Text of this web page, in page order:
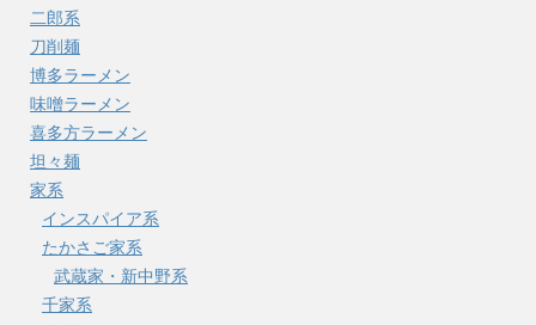
二郎系
刀削麺
博多ラーメン
味噌ラーメン
喜多方ラーメン
坦々麺
家系
インスパイア系
たかさご家系
武蔵家・新中野系
千家系